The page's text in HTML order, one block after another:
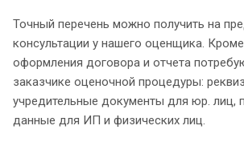
Точный перечень можно получить на
консультации у нашего оценщика. Кроме
оформления договора и отчета
заказчике оценочной процедуры:
учредительные документы для юр. лиц,
данные для ИП и физических лиц.